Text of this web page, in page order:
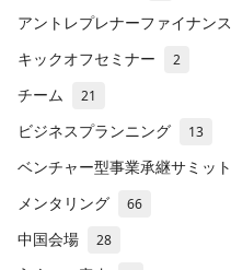
アントレプレナーファイナンス
キックオフセミナー 2
チーム 21
ビジネスプランニング 13
ベンチャー型事業承継サミット
メンタリング 66
中国会場 28